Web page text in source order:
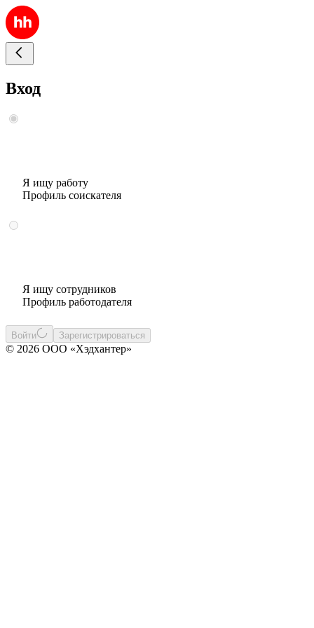
Вход
Я ищу работу
Профиль соискателя
Я ищу сотрудников
Профиль работодателя
Войти Зарегистрироваться
© 2026 ООО «Хэдхантер»